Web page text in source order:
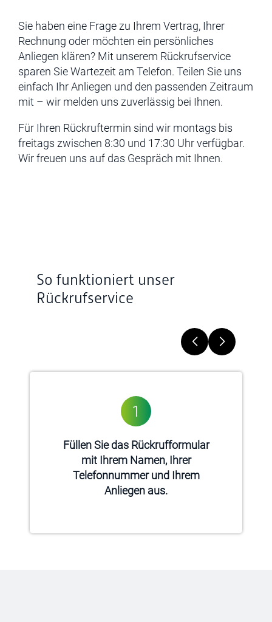
Sie haben eine Frage zu Ihrem Vertrag, Ihrer
Rechnung oder möchten ein persönliches
Anliegen klären? Mit unserem Rückrufservice
sparen Sie Wartezeit am Telefon. Teilen Sie uns
einfach Ihr Anliegen und den passenden Zeitraum
mit – wir melden uns zuverlässig bei Ihnen.
Für Ihren Rückruftermin sind wir montags bis
freitags zwischen 8:30 und 17:30 Uhr verfügbar.
Wir freuen uns auf das Gespräch mit Ihnen.
So funktioniert unser
Rückrufservice
1
Füllen Sie das Rückrufformular
mit Ihrem Namen, Ihrer
Telefonnummer und Ihrem
Anliegen aus.